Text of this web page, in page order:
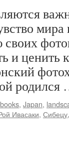
мира
и ценить
, Japan,
Ивасаки, Сибецу